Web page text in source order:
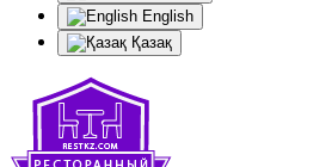
English
Қазақ